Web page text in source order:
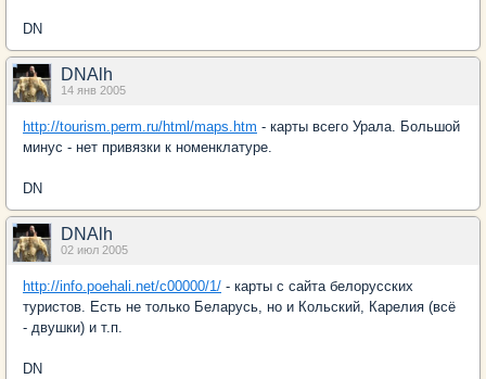
DN
DNAlh
14 янв 2005
http://tourism.perm.ru/html/maps.htm - карты всего Урала. Большой
минус - нет привязки к номенклатуре.
DN
DNAlh
02 июл 2005
http://info.poehali.net/c00000/1/ - карты с сайта белорусских
туристов. Есть не только Беларусь, но и Кольский, Карелия (всё
- двушки) и т.п.
DN